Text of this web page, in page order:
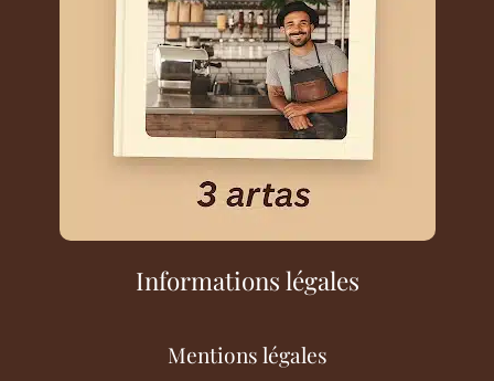
Informations légales
Mentions légales